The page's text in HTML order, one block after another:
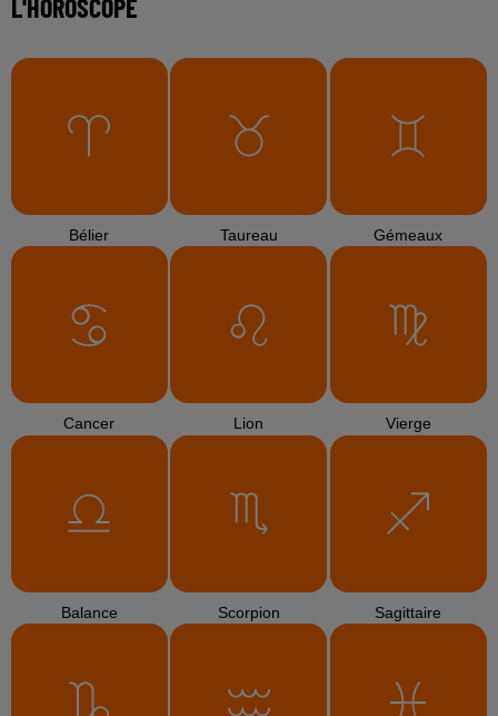
L'HOROSCOPE
Bélier Taureau Gémeaux
Cancer Lion Vierge
Balance Scorpion Sagittaire